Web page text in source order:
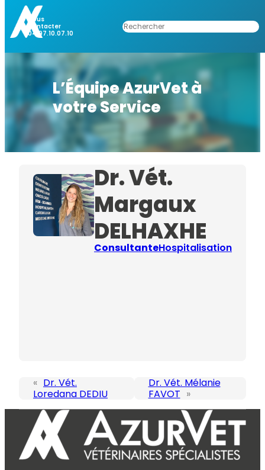
Nous
Contacter
04.97.10.07.10
Rechercher
L’Équipe AzurVet à
votre Service
Dr. Vét.
Margaux
DELHAXHE
ConsultanteHospitalisation
« Dr. Vét.
Loredana DEDIU
Dr. Vét. Mélanie
FAVOT »